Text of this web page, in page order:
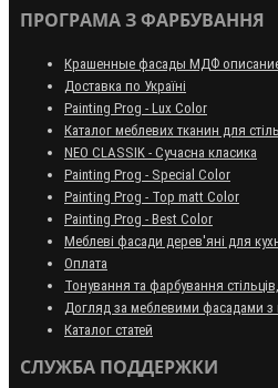
ПРОГРАМА З ФАРБУВАННЯ
Крашенные фасады МДФ
Доставка по Україні
Painting Prog - Lux Color
Каталог меблевих тканин для
NEO CLASSIK - Сучасна класика
Painting Prog - Special Color
Painting Prog - Top matt Color
Painting Prog - Best Color
Меблеві фасади дерев'яні для
Оплата
Тонування та фарбування
Догляд за меблевими фасадами з
Каталог статей
СЛУЖБА ПОДДЕРЖКИ